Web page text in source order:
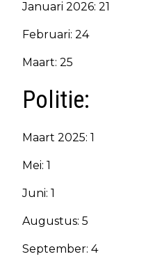
Januari 2026: 21
Februari: 24
Maart: 25
Politie:
Maart 2025: 1
Mei: 1
Juni: 1
Augustus: 5
September: 4